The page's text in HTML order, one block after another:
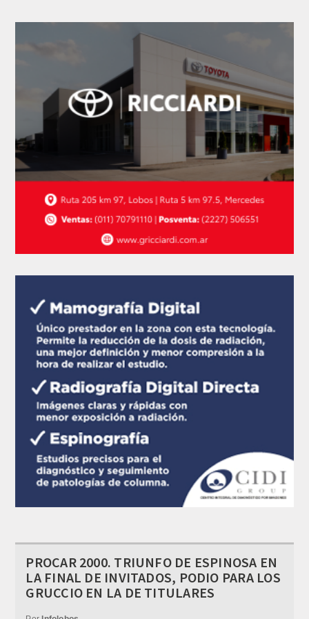
PROCAR 2000. TRIUNFO DE ESPINOSA EN
LA FINAL DE INVITADOS, PODIO PARA LOS
GRUCCIO EN LA DE TITULARES